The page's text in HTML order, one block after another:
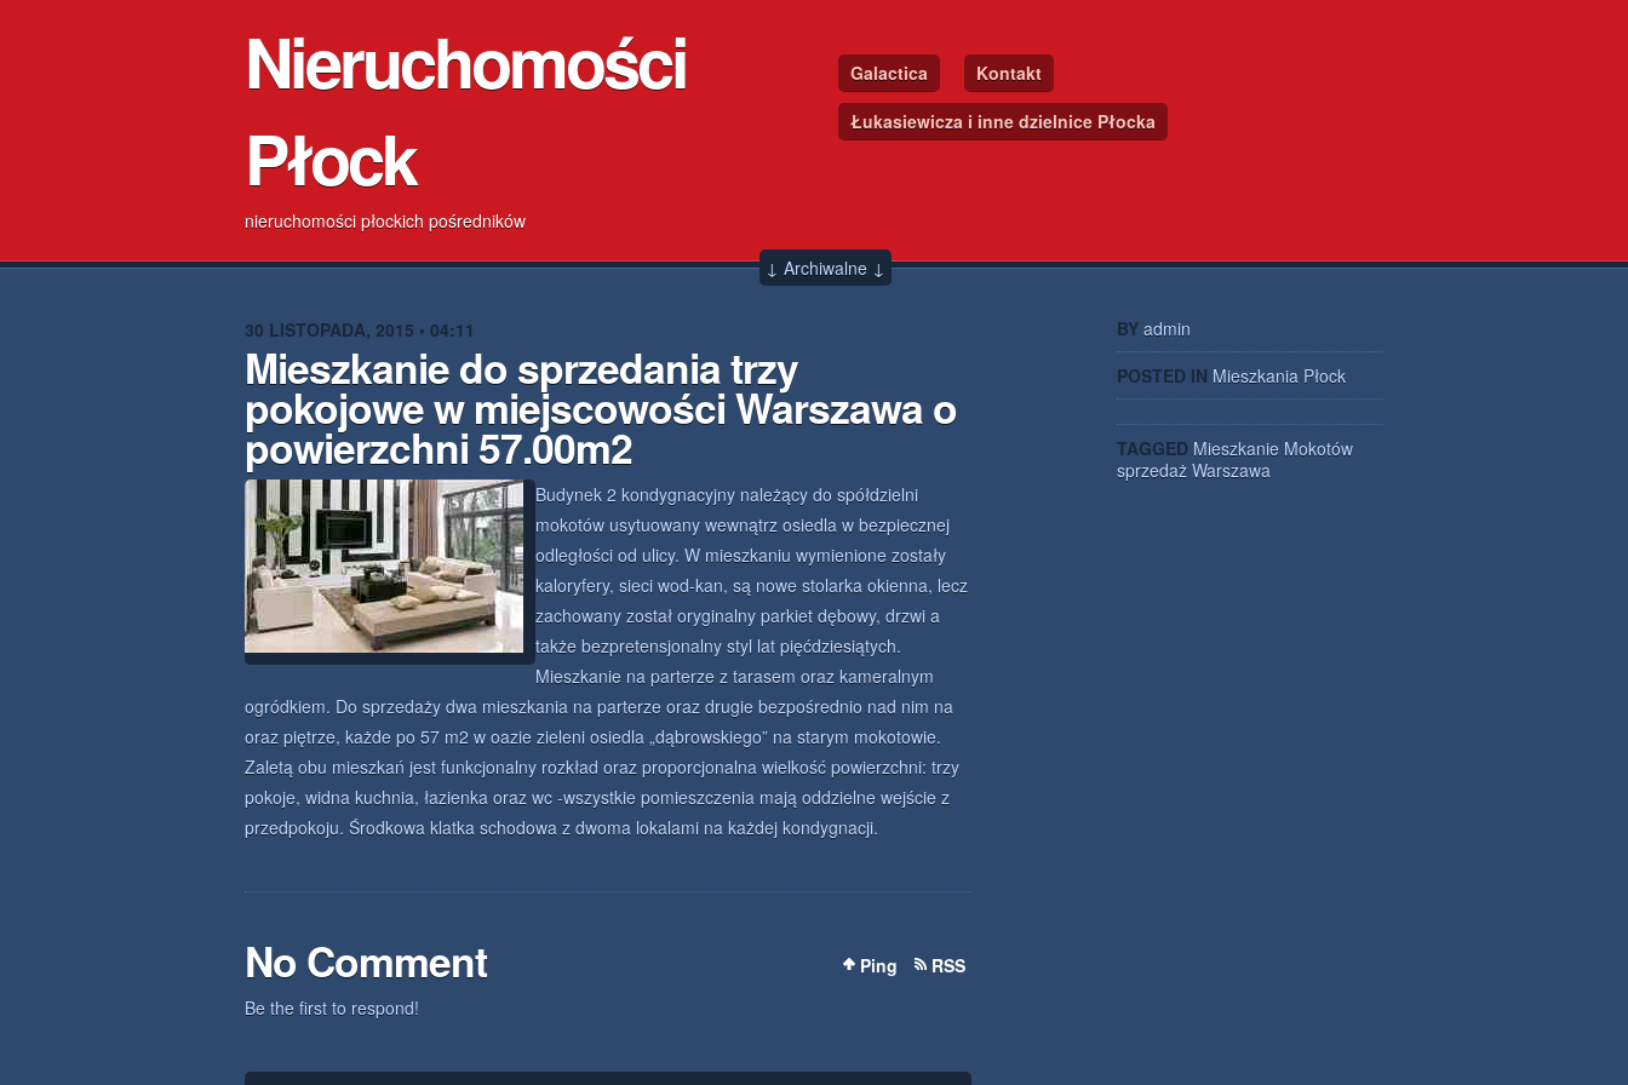
Nieruchomości
Płock
nieruchomości płockich pośredników
Galactica
Kontakt
Łukasiewicza i inne dzielnice Płocka
↓ Archiwalne ↓
30 LISTOPADA, 2015 • 04:11
Mieszkanie do sprzedania trzy
pokojowe w miejscowości Warszawa o
powierzchni 57.00m2
Budynek 2 kondygnacyjny należący do spółdzielni
mokotów usytuowany wewnątrz osiedla w bezpiecznej
odległości od ulicy. W mieszkaniu wymienione zostały
kaloryfery, sieci wod-kan, są nowe stolarka okienna, lecz
zachowany został oryginalny parkiet dębowy, drzwi a
także bezpretensjonalny styl lat pięćdziesiątych.
Mieszkanie na parterze z tarasem oraz kameralnym
ogródkiem. Do sprzedaży dwa mieszkania na parterze oraz drugie bezpośrednio nad nim na
oraz piętrze, każde po 57 m2 w oazie zieleni osiedla „dąbrowskiego” na starym mokotowie.
Zaletą obu mieszkań jest funkcjonalny rozkład oraz proporcjonalna wielkość powierzchni: trzy
pokoje, widna kuchnia, łazienka oraz wc -wszystkie pomieszczenia mają oddzielne wejście z
przedpokoju. Środkowa klatka schodowa z dwoma lokalami na każdej kondygnacji.
No Comment Ping
RSS
Be the first to respond!
BY admin
POSTED IN Mieszkania Płock
TAGGED Mieszkanie Mokotów
sprzedaż Warszawa